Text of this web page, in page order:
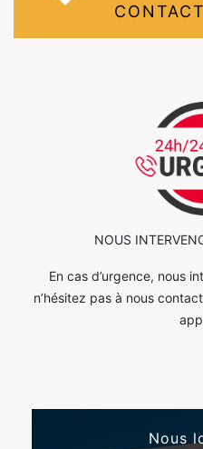
NOUS
En cas d’urgence, nous
n’hésitez pas à nous
Nous